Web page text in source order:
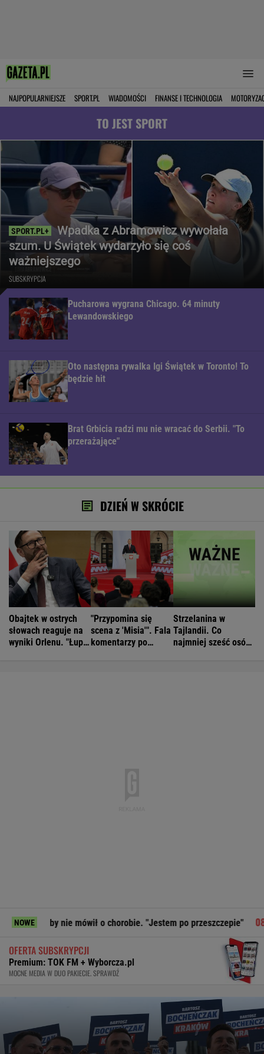
NAJPOPULARNIEJSZE SPORT.PL WIADOMOŚCI FINANSE I TECHNOLOGIA
TO JEST SPORT
Wpadka z Abramowicz wywołała
szum. U Świątek wydarzyło się coś
ważniejszego
SUBSKRYPCJA
Pucharowa wygrana Chicago. 64 minuty
Lewandowskiego
Oto następna rywalka Igi Świątek w Toronto! To
będzie hit
Brat Grbicia radzi mu nie wracać do Serbii. "To
przerażające"
DZIEŃ W SKRÓCIE
Obajtek w ostrych
słowach reaguje na
wyniki Orlenu. "Łupi
"Przypomina się
scena z 'Misia'". Fala
komentarzy po
Strzelanina w
Tajlandii. Co
najmniej sześć osób
NOWE
nie mówił o chorobie. "Jestem po przeszczepie"
OFERTA SUBSKRYPCJI
Premium: TOK FM + Wyborcza.pl
MOCNE MEDIA W DUO PAKIECIE. SPRAWDŹ